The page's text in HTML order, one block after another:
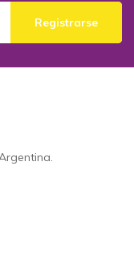
Registrarse